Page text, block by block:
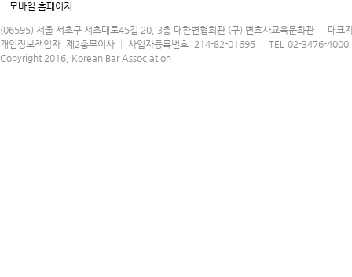
모바일 홈페이지
(06595) 서울 서초구 서초대로45길 20, 3층 대한변협회관 (구) 변호사교육문화관 │ 대표
개인정보책임자: 제2총무이사 │ 사업자등록번호: 214-82-01695 │ TEL:02-3476-
Copyright 2016, Korean Bar Association